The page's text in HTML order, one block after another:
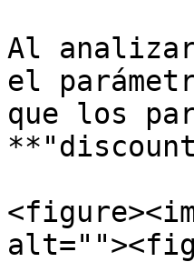
Al
el
que los